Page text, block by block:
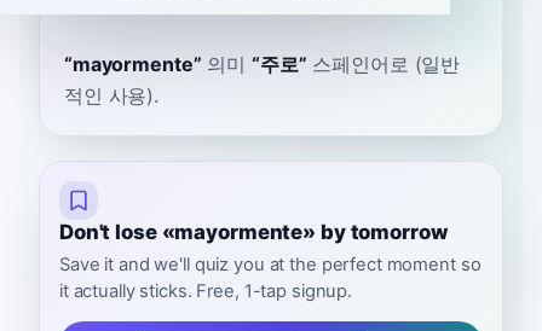
“mayormente” 의미 “주로” 스페인어로 (일반
적인 사용).
Don't lose «mayormente» by tomorrow
Save it and we'll quiz you at the perfect moment so
it actually sticks. Free, 1-tap signup.